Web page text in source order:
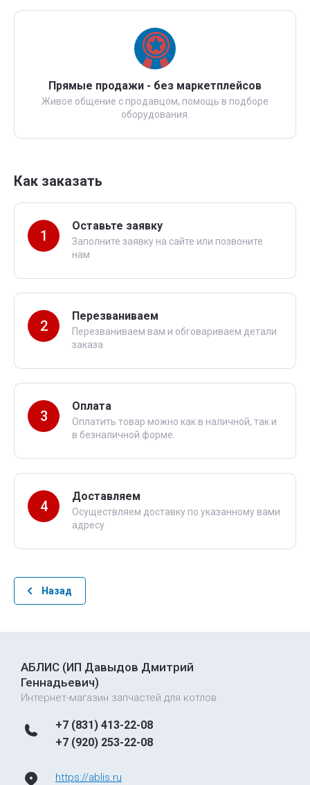
Прямые продажи - без маркетплейсов
Живое общение с продавцом, помощь в подборе
оборудования.
Как заказать
1
Оставьте заявку
Заполните заявку на сайте или позвоните
нам
2
Перезваниваем
Перезваниваем вам и обговариваем детали
заказа
3
Оплата
Оплатить товар можно как в наличной, так и
в безналичной форме.
4
Доставляем
Осуществляем доставку по указанному вами
адресу
Назад
АБЛИС (ИП Давыдов Дмитрий
Геннадьевич)
Интернет-магазин запчастей для котлов
+7 (831) 413-22-08
+7 (920) 253-22-08
https://ablis.ru